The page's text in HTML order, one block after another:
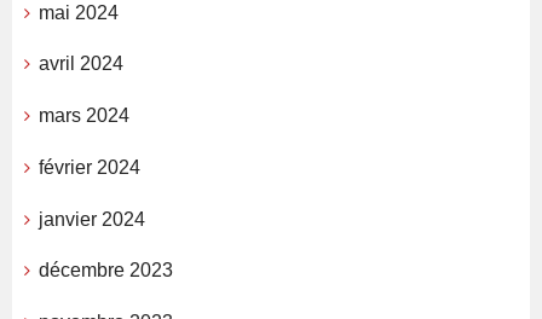
mai 2024
avril 2024
mars 2024
février 2024
janvier 2024
décembre 2023